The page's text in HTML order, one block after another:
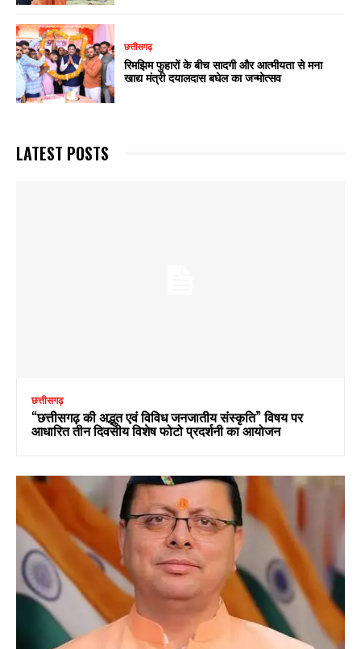
छत्तीसगढ़
रिमझिम फुहारों के बीच सादगी और आत्मीयता से मना
खाद्य मंत्री दयालदास बघेल का जन्मोत्सव
LATEST POSTS
छत्तीसगढ़
“छत्तीसगढ़ की अद्भुत एवं विविध जनजातीय संस्कृति” विषय पर
आधारित तीन दिवसीय विशेष फोटो प्रदर्शनी का आयोजन